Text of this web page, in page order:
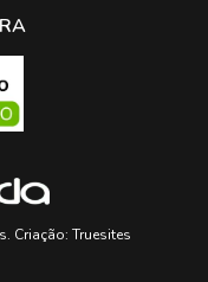
Criação: Truesites